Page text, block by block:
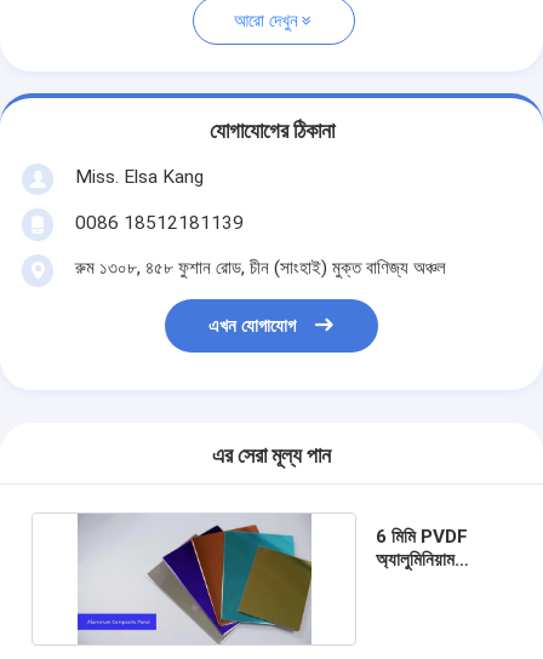
আরো দেখুন
যোগাযোগের ঠিকানা
Miss. Elsa Kang
0086 18512181139
রুম ১৩০৮, ৪৫৮ ফুশান রোড, চীন (সাংহাই) মুক্ত বাণিজ্য অঞ্চল
এখন যোগাযোগ
এর সেরা মূল্য পান
6 মিমি PVDF
অ্যালুমিনিয়াম